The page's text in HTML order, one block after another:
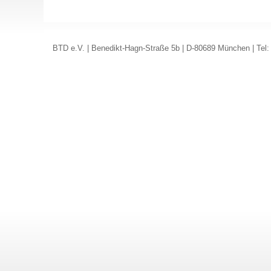
BTD e.V. | Benedikt-Hagn-Straße 5b | D-80689 München |